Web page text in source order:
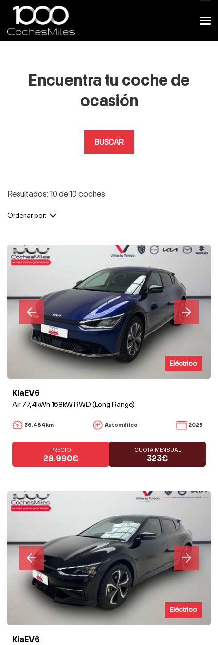
Encuentra tu coche de
ocasión
BUSCAR
Resultados: 10 de 10 coches
Ordenar por:
Eléctrico
KiaEV6
Air 77,4kWh 168kW RWD (Long Range)
36.484km Automático 2023
PRECIO
28.990€
CUOTA MENSUAL
323€
Eléctrico
KiaEV6